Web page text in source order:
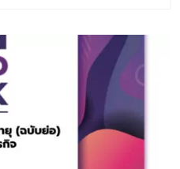
Day After Crisis” ขึ้น
มเปลี่ยนแปลงของผู้บริโภค
ะวังและการเตรียมการรับมือ
การเก็บแบบสอบถาม
443 ตัวอย่าง (ช่วงเวลาการ
ภาคม 2563)โดยชุดคำถามที่